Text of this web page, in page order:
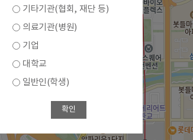
기타기관(협회, 재단 등)
의료기관(병원)
기업
대학교
일반인(학생)
확인